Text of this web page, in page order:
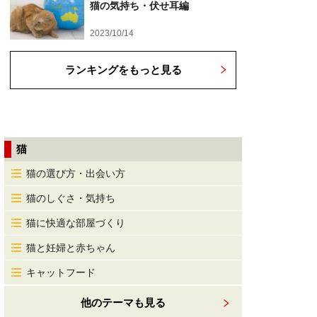
猫の気持ち・伏せ耳編
2023/10/14
ランキングをもっと見る
猫
猫の選び方・出会い方
猫のしぐさ・気持ち
猫に快適な部屋づくり
猫と妊婦と赤ちゃん
キャットフード
他のテーマも見る